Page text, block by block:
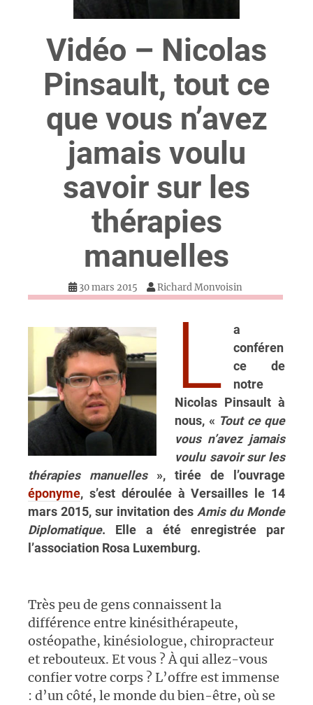
Vidéo – Nicolas
Pinsault, tout ce
que vous n’avez
jamais voulu
savoir sur les
thérapies
manuelles
30 mars 2015 Richard Monvoisin
L
a
conféren
ce de
notre
Nicolas Pinsault à
nous, « Tout ce que
vous n’avez jamais
voulu savoir sur les
thérapies manuelles », tirée de l’ouvrage
éponyme, s’est déroulée à Versailles le 14
mars 2015, sur invitation des Amis du Monde
Diplomatique. Elle a été enregistrée par
l’association Rosa Luxemburg.
Très peu de gens connaissent la
différence entre kinésithérapeute,
ostéopathe, kinésiologue, chiropracteur
et rebouteux. Et vous ? À qui allez-vous
confier votre corps ? L’offre est immense
: d’un côté, le monde du bien-être, où se